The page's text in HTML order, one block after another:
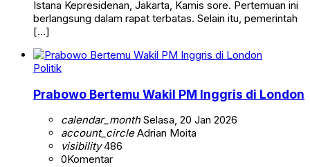
Istana Kepresidenan, Jakarta, Kamis sore. Pertemuan ini
berlangsung dalam rapat terbatas. Selain itu, pemerintah
[…]
Politik
Prabowo Bertemu Wakil PM Inggris di London
calendar_monthSelasa, 20 Jan 2026
account_circleAdrian Moita
visibility486
0Komentar